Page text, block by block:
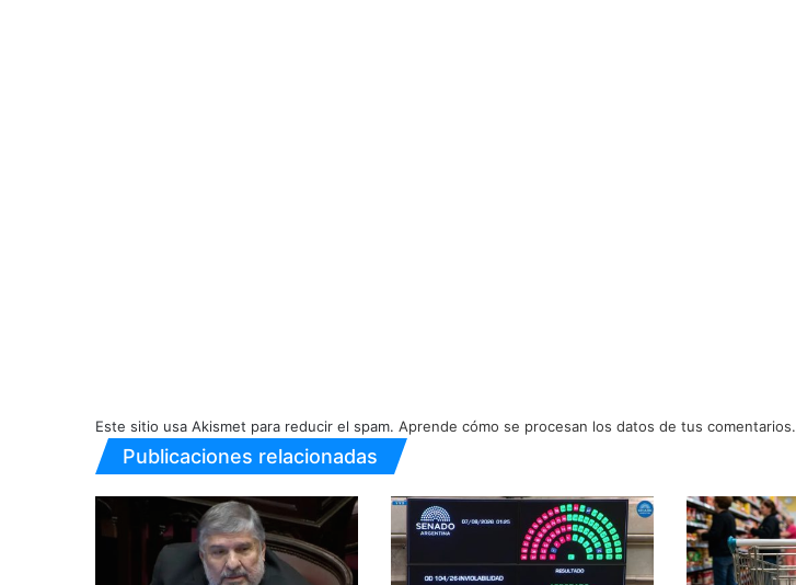
Este sitio usa Akismet para reducir el spam. Aprende cómo se procesan los datos de tus comentarios.
Publicaciones relacionadas